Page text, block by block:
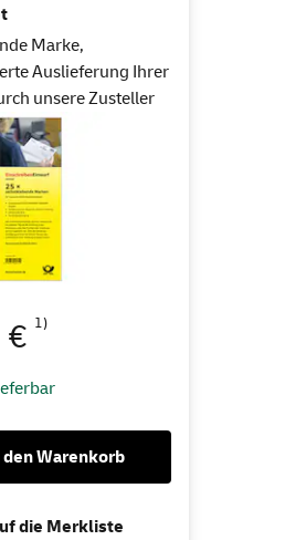
Marke,
Auslieferung Ihrer
unsere Zusteller
€ 1)
den Warenkorb
die Merkliste